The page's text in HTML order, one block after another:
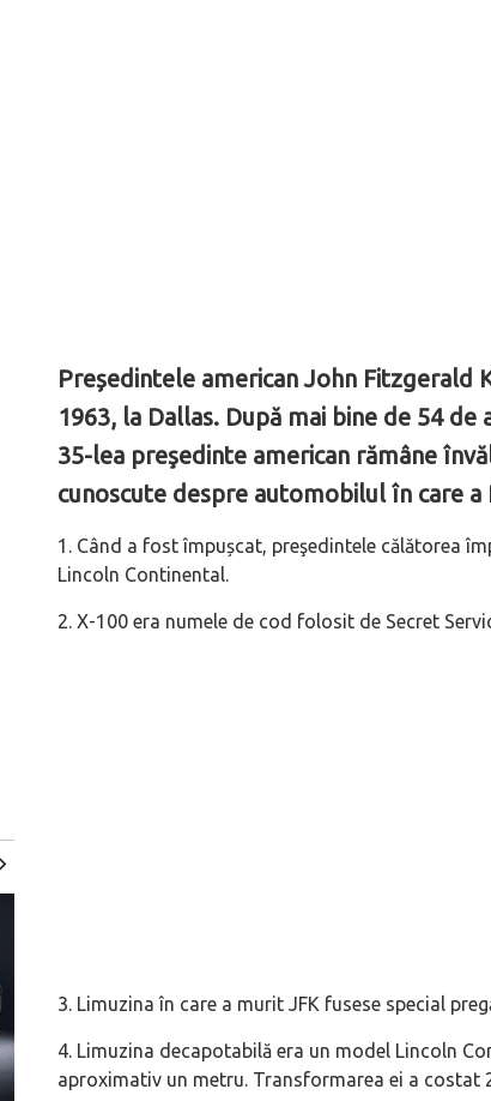
Președintele american John Fitzgerald
1963, la Dallas. După mai bine de 54
35-lea preşedinte american rămâne
cunoscute despre automobilul în care a
1. Când a fost împușcat, preşedintele călătorea
Lincoln Continental.
2. X-100 era numele de cod folosit de Secret
3. Limuzina în care a murit JFK fusese special
4. Limuzina decapotabilă era un model Lincoln
aproximativ un metru. Transformarea ei a costat